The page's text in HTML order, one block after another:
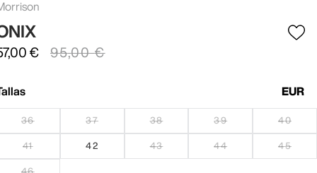
,00 € 95,00 €
EUR
36 37 38 39 40
41 42 43 44 45
46